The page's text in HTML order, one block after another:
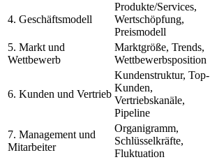
4. Geschäftsmodell
Produkte/Services,
Wertschöpfung,
Preismodell
5. Markt und
Wettbewerb
Marktgröße, Trends,
Wettbewerbsposition
6. Kunden und Vertrieb
Kundenstruktur, Top-
Kunden,
Vertriebskanäle,
Pipeline
7. Management und
Mitarbeiter
Organigramm,
Schlüsselkräfte,
Fluktuation